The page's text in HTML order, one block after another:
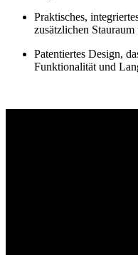
Praktisches,
zusätzlichen
Patentiertes Design,
Funktionalität und